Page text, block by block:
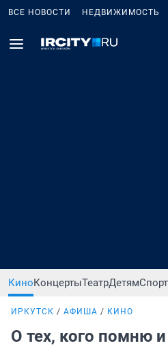
ВСЕ НОВОСТИ НЕДВИЖИМОСТЬ
КиноКонцертыТеатрДетямСпорт
ИРКУТСК АФИША КИНО
О тех, кого помню